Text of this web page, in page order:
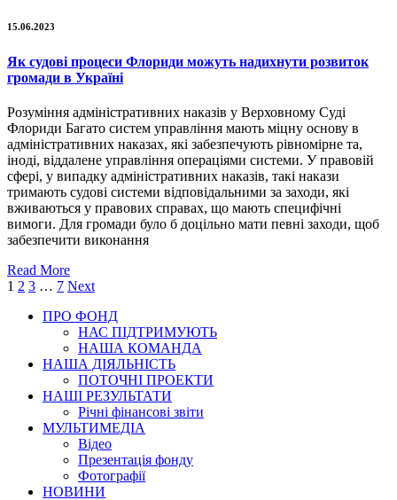
15.06.2023
Як судові процеси Флориди можуть надихнути розвиток
громади в Україні
Розуміння адміністративних наказів у Верховному Суді
Флориди Багато систем управління мають міцну основу в
адміністративних наказах, які забезпечують рівномірне та,
іноді, віддалене управління операціями системи. У правовій
сфері, у випадку адміністративних наказів, такі накази
тримають судові системи відповідальними за заходи, які
вживаються у правових справах, що мають специфічні
вимоги. Для громади було б доцільно мати певні заходи, щоб
забезпечити виконання
Read More
1 2 3 … 7 Next
ПРО ФОНД
НАС ПІДТРИМУЮТЬ
НАША КОМАНДА
НАША ДІЯЛЬНІСТЬ
ПОТОЧНІ ПРОЕКТИ
НАШІ РЕЗУЛЬТАТИ
Річні фінансові звіти
МУЛЬТИМЕДІА
Відео
Презентація фонду
Фотографії
НОВИНИ